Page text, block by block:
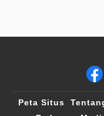
Peta Situs